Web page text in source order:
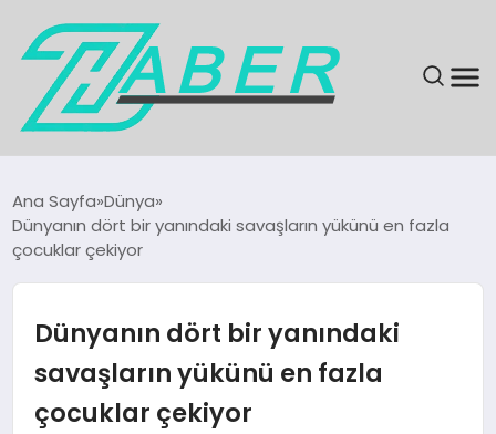
GÜNDEM
MAGAZIN
EĞITIM
Ana Sayfa Dünya
Dünyanın dört bir yanındaki savaşların yükünü en fazla
çocuklar çekiyor
Dünyanın dört bir yanındaki
savaşların yükünü en fazla
çocuklar çekiyor